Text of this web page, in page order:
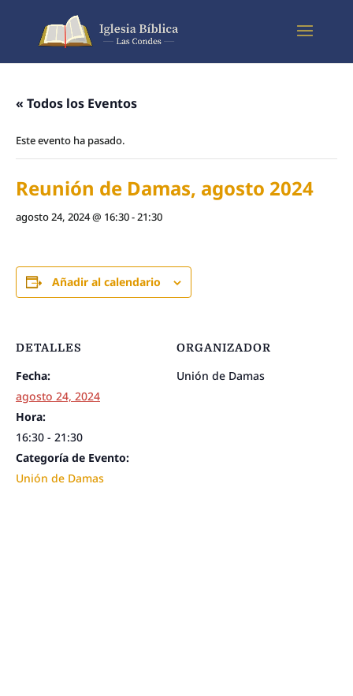
« Todos los Eventos
Este evento ha pasado.
Reunión de Damas, agosto 2024
agosto 24, 2024 @ 16:30-21:30
Añadir al calendario
DETALLES
Fecha:
agosto 24, 2024
Hora:
16:30 - 21:30
Categoría de Evento:
Unión de Damas
ORGANIZADOR
Unión de Damas